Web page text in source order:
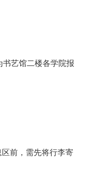
艺馆二楼各学院报
前，需先将行李寄